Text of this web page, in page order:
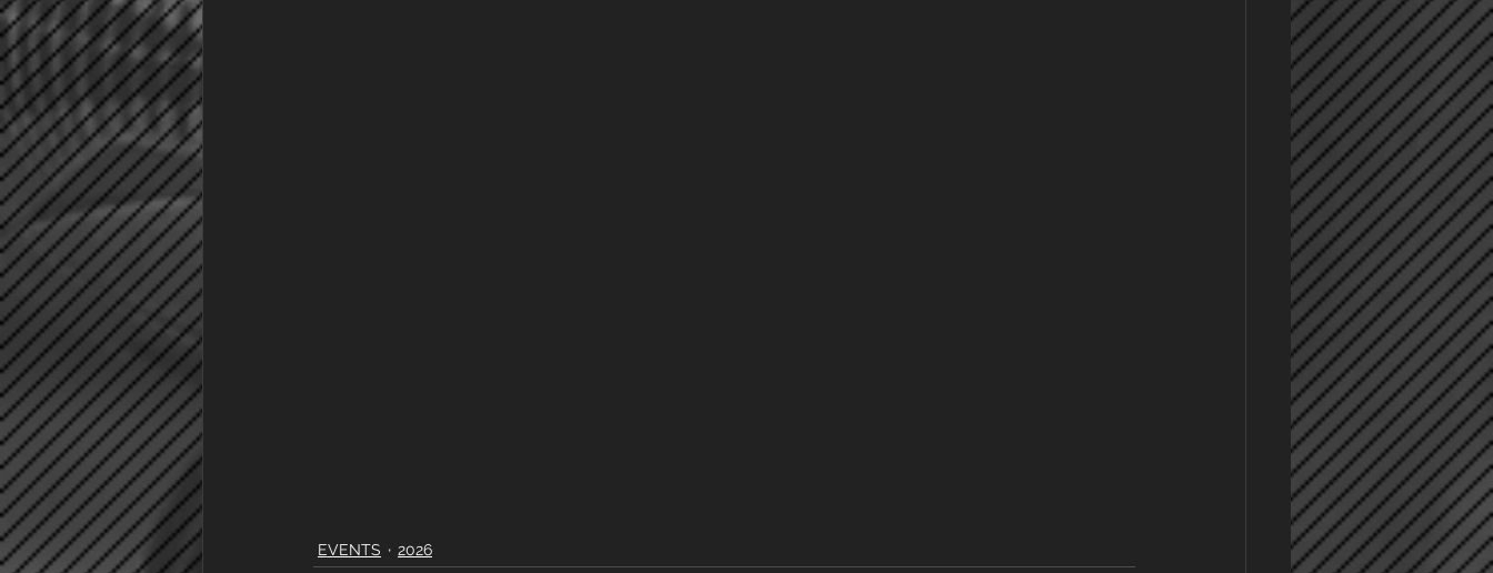
EVENTS 2026